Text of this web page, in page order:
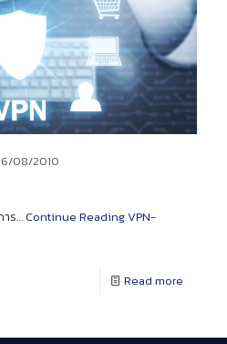
08/2010
าร… Continue ReadingVPN-
Read more